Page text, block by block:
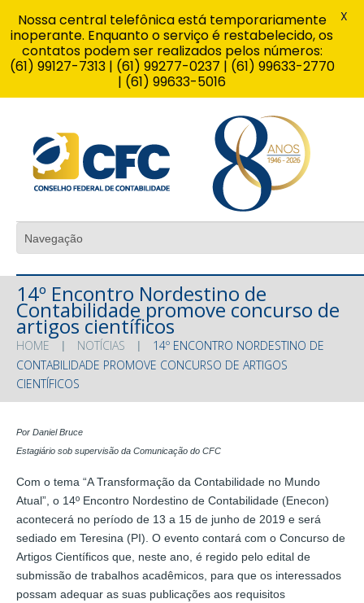
14º Encontro Nordestino de
Contabilidade promove concurso de
artigos científicos
HOME NOTÍCIAS
14º ENCONTRO NORDESTINO DE
CONTABILIDADE PROMOVE CONCURSO DE ARTIGOS
CIENTÍFICOS
Por Daniel Bruce
Estagiário sob supervisão da Comunicação do CFC
Com o tema “A Transformação da Contabilidade no Mundo
Atual”, o 14º Encontro Nordestino de Contabilidade (Enecon)
acontecerá no período de 13 a 15 de junho de 2019 e será
sediado em Teresina (PI). O evento contará com o Concurso de
Artigos Científicos que, neste ano, é regido pelo edital de
submissão de trabalhos acadêmicos, para que os interessados
possam adequar as suas publicações aos requisitos
Nossa central telefônica está temporariamente
inoperante. Enquanto o serviço é restabelecido, os
contatos podem ser realizados pelos números:
(61) 99127-7313 | (61) 99277-0237 | (61) 99633-2770
| (61) 99633-5016
X